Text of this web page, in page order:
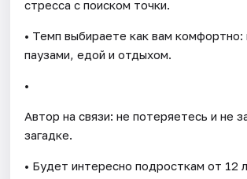
стресса с поиском точки.
• Темп выбираете как вам
паузами, едой и отдыхом.
•
Автор на связи: не потеряетесь и не
загадке.
• Будет интересно подросткам от 12